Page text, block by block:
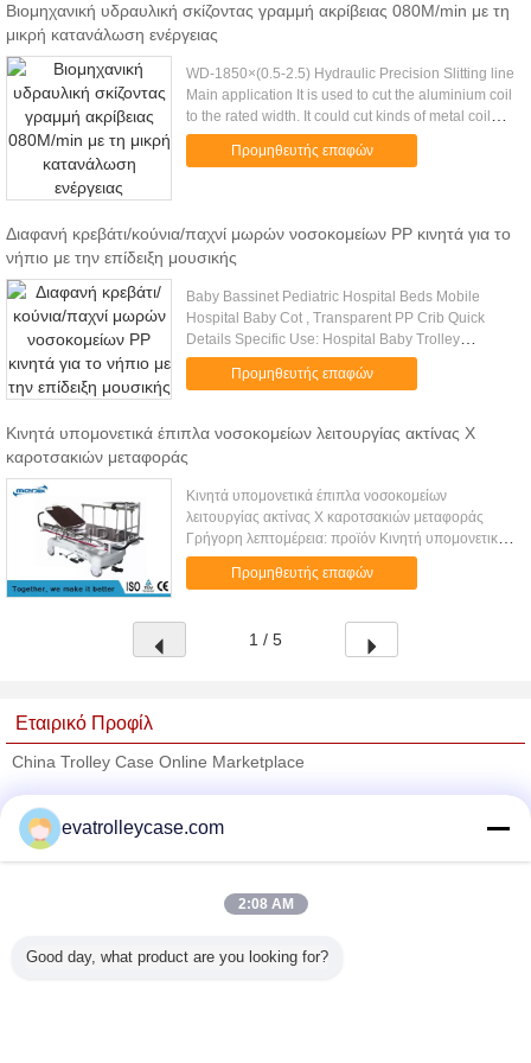
Βιομηχανική υδραυλική σκίζοντας γραμμή ακρίβειας 080M/min με τη
μικρή κατανάλωση ενέργειας
WD-1850×(0.5-2.5) Hydraulic Precision Slitting line
Main application It is used to cut the aluminium coil
to the rated width. It could cut kinds of metal coil
with different blade and prepare the billet for ......
Προμηθευτής επαφών
Διαφανή κρεβάτι/κούνια/παχνί μωρών νοσοκομείων PP κινητά για το
νήπιο με την επίδειξη μουσικής
Baby Bassinet Pediatric Hospital Beds Mobile
Hospital Baby Cot , Transparent PP Crib Quick
Details Specific Use: Hospital Baby Trolley
General Use: Commercial Furniture Type: Medical
Furniture Material: Metal ....
Προμηθευτής επαφών
Κινητά υπομονετικά έπιπλα νοσοκομείων λειτουργίας ακτίνας X
καροτσακιών μεταφοράς
Κινητά υπομονετικά έπιπλα νοσοκομείων
λειτουργίας ακτίνας X καροτσακιών μεταφοράς
Γρήγορη λεπτομέρεια: προϊόν Κινητή υπομονετική
λειτουργία ακτίνας X καροτσακιών μεταφοράς
Εμπορικό σήμα MEDIK Γενικό μέγεθος ...
Προμηθευτής επαφών
1 / 5
Εταιρικό Προφίλ
China Trolley Case Online Marketplace
Trust Seal
Verified Suplier
Όλα τα Προϊόντα
evatrolleycase.com
2:08 AM
Good day, what product are you looking for?